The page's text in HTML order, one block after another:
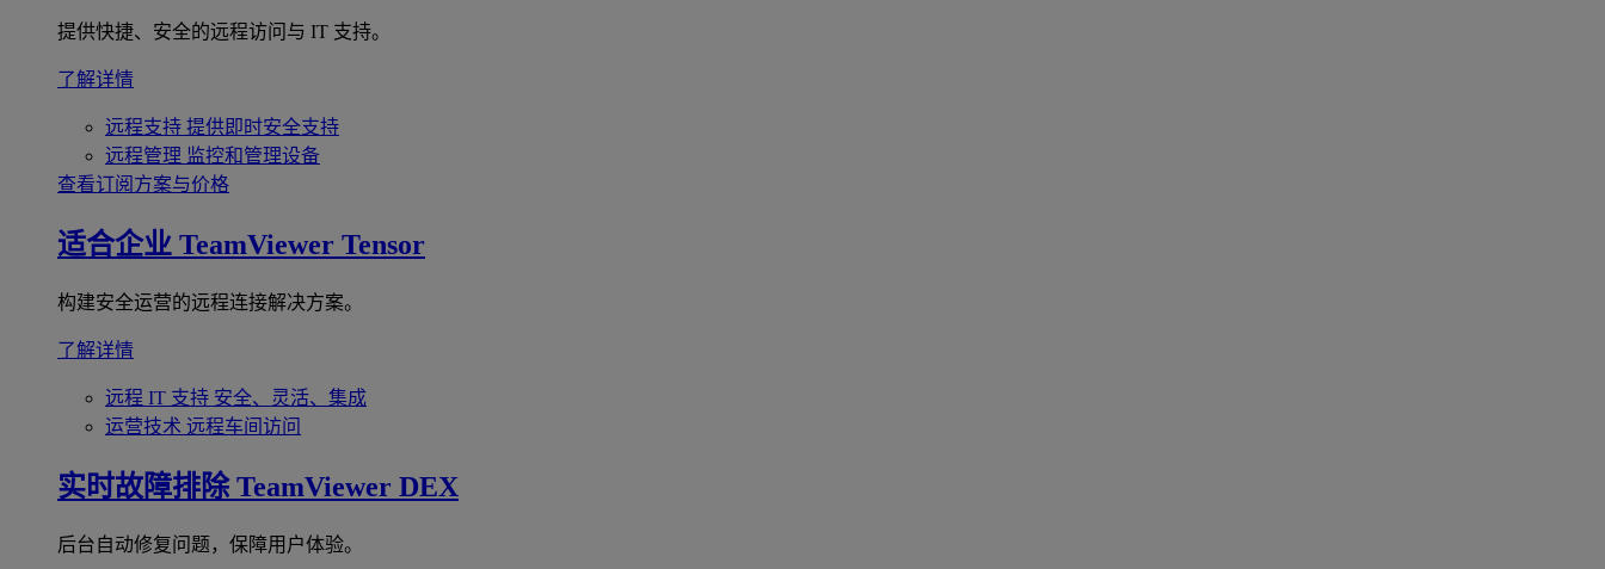
提供快捷、安全的远程访问与 IT 支持。
了解详情
远程支持 提供即时安全支持
远程管理 监控和管理设备
查看订阅方案与价格
适合企业 TeamViewer Tensor
构建安全运营的远程连接解决方案。
了解详情
远程 IT 支持 安全、灵活、集成
运营技术 远程车间访问
实时故障排除 TeamViewer DEX
后台自动修复问题，保障用户体验。